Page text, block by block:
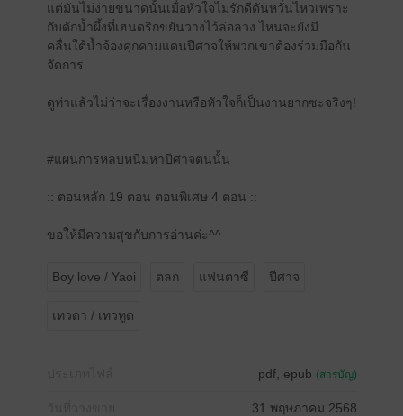
แต่มันไม่ง่ายขนาดนั้นเมื่อหัวใจไม่รักดีดันหวั่นไหวเพราะ
กับดักน้ำผึ้งที่เฮนดริกขยันวางไว้ล่อลวง ไหนจะยังมี
คลื่นใต้น้ำจ้องคุกคามแดนปีศาจให้พวกเขาต้องร่วมมือกัน
จัดการ
ดูท่าแล้วไม่ว่าจะเรื่องงานหรือหัวใจก็เป็นงานยากซะจริงๆ!
#แผนการหลบหนีมหาปีศาจตนนั้น
:: ตอนหลัก 19 ตอน ตอนพิเศษ 4 ตอน ::
ขอให้มีความสุขกับการอ่านค่ะ^^
Boy love / Yaoi ตลก แฟนตาซี ปีศาจ
เทวดา / เทวทูต
pdf, epub (สารบัญ)
31 พฤษภาคม 2568